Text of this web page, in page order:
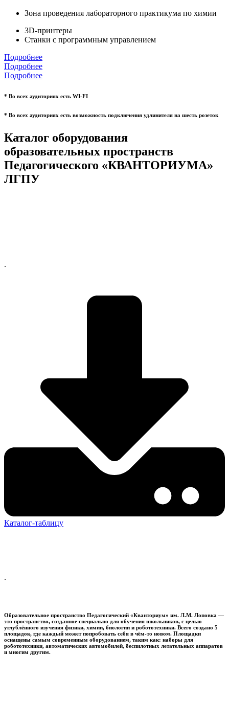
Зона проведения лабораторного практикума по химии
3D-принтеры
Станки с программным управлением
Подробнее
Подробнее
Подробнее
* Во всех аудиториях есть WI-FI
* Во всех аудиториях есть возможность подключения удлинителя на шесть розеток
Каталог оборудования
образовательных пространств
Педагогического «КВАНТОРИУМА»
ЛГПУ
.
Каталог-таблицу
.
Образовательное пространство Педагогический «Кванториум» им. Л.М. Лоповка —
это пространство, созданное специально для обучения школьников, с целью
углублённого изучения физики, химии, биологии и робототехники. Всего создано 5
площадок, где каждый может попробовать себя в чём-то новом. Площадки
оснащены самым современным оборудованием, таким как: наборы для
робототехники, автоматических автомобилей, беспилотных летательных аппаратов
и многим другим.